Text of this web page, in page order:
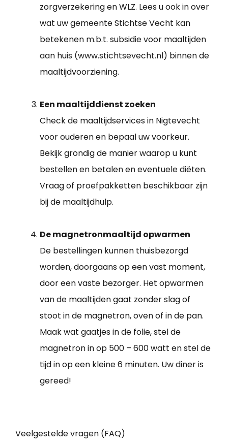
zorgverzekering en WLZ. Lees u ook in over
wat uw gemeente Stichtse Vecht kan
betekenen m.b.t. subsidie voor maaltijden
aan huis (www.stichtsevecht.nl) binnen de
maaltijdvoorziening.
Een maaltijddienst zoeken
Check de maaltijdservices in Nigtevecht
voor ouderen en bepaal uw voorkeur.
Bekijk grondig de manier waarop u kunt
bestellen en betalen en eventuele diëten.
Vraag of proefpakketten beschikbaar zijn
bij de maaltijdhulp.
De magnetronmaaltijd opwarmen
De bestellingen kunnen thuisbezorgd
worden, doorgaans op een vast moment,
door een vaste bezorger. Het opwarmen
van de maaltijden gaat zonder slag of
stoot in de magnetron, oven of in de pan.
Maak wat gaatjes in de folie, stel de
magnetron in op 500 – 600 watt en stel de
tijd in op een kleine 6 minuten. Uw diner is
gereed!
Veelgestelde vragen (FAQ)